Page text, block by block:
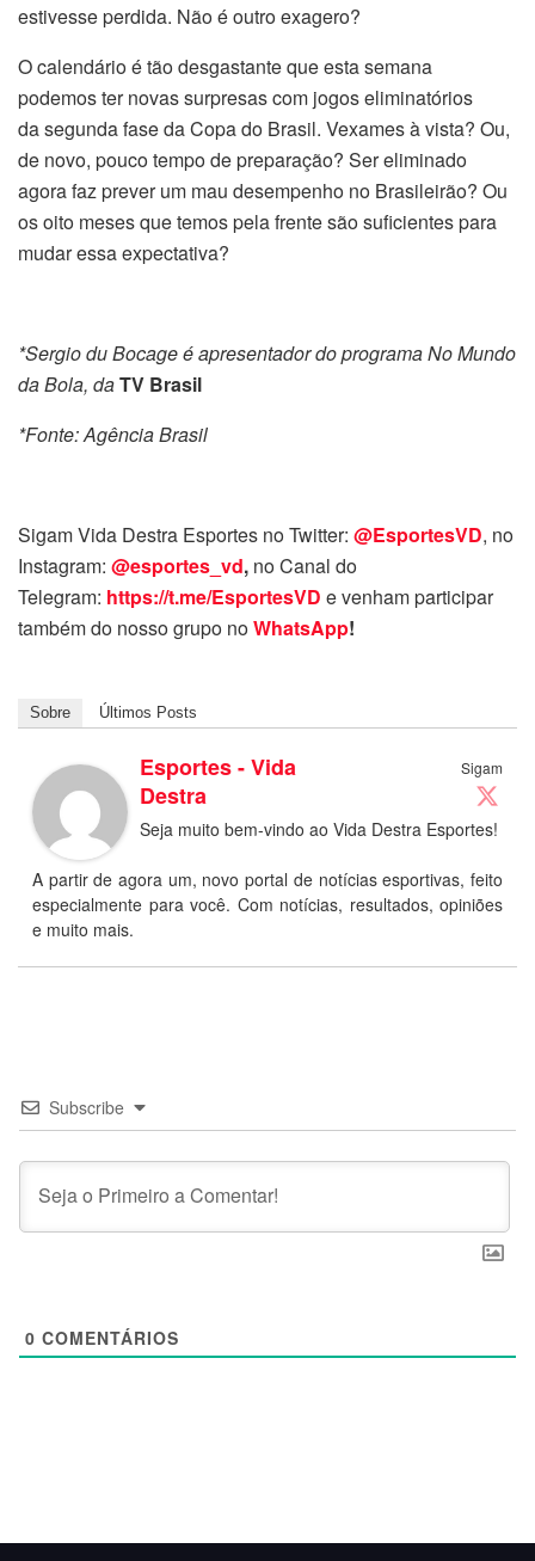
estivesse perdida. Não é outro exagero?
O calendário é tão desgastante que esta semana
podemosternovas surpresas com jogos eliminatórios
dasegundafase da Copa do Brasil. Vexames à vista? Ou,
de novo, pouco tempo de preparação? Ser eliminado
agora faz prever um mau desempenho no Brasileirão? Ou
os oito meses que temos pela frente são suficientes para
mudar essa expectativa?
*Sergio du Bocage é apresentador do programa No Mundo
da Bola, daTV Brasil
*Fonte: Agência Brasil
Sigam Vida Destra Esportes no Twitter: @EsportesVD, no
Instagram: @esportes_vd, no Canal do
Telegram: https://t.me/EsportesVD e venham participar
também do nosso grupo noWhatsApp!
Sobre Últimos Posts
Sigam
Esportes - Vida
Destra
Seja muito bem-vindo ao Vida Destra Esportes!
A partir de agora um, novo portal de notícias esportivas, feito
especialmente para você. Com notícias, resultados, opiniões
e muito mais.
Subscribe
0 COMENTÁRIOS